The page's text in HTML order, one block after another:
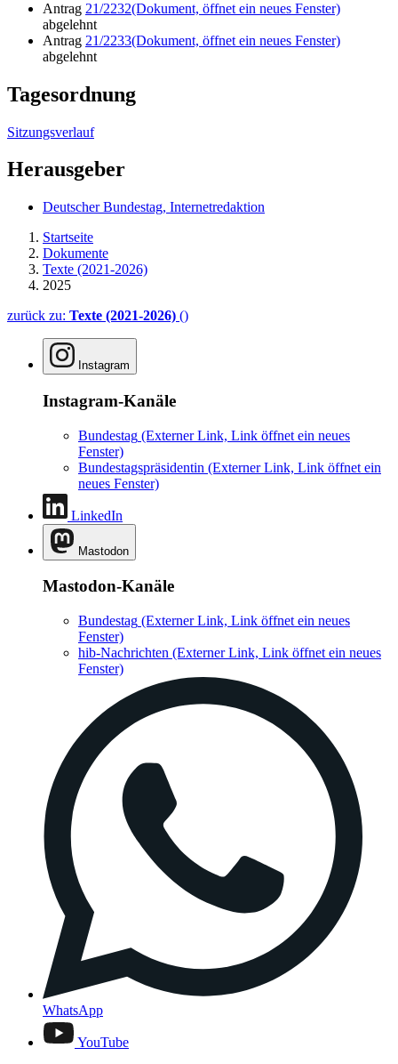
Antrag 21/2232(Dokument, öffnet ein neues Fenster)
abgelehnt
Antrag 21/2233(Dokument, öffnet ein neues Fenster)
abgelehnt
Tagesordnung
Sitzungsverlauf
Herausgeber
Deutscher Bundestag, Internetredaktion
Startseite
Dokumente
Texte (2021-2026)
2025
zurück zu: Texte (2021-2026) ()
Instagram
Instagram-Kanäle
Bundestag (Externer Link, Link öffnet ein neues
Fenster)
Bundestagspräsidentin (Externer Link, Link öffnet ein
neues Fenster)
LinkedIn
Mastodon
Mastodon-Kanäle
Bundestag (Externer Link, Link öffnet ein neues
Fenster)
hib-Nachrichten (Externer Link, Link öffnet ein neues
Fenster)
WhatsApp
YouTube